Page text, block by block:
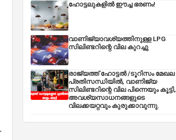
ഹോട്ടലുകളിൽ ഈച്ച ഭരണം!
വാണിജ്യാവശ്യത്തിനുള്ള LPG
സിലിണ്ടറിന്റെ വില കുറച്ചു
രാജ്യത്ത് ഹോട്ടൽ /ടൂറിസം മേഖല
പ്രതിസന്ധിയിൽ, വാണിജ്യ
സിലിണ്ടറിന്റെ വില പിന്നെയും കൂട്ടി,
അവശ്യസാധനങ്ങളുടെ
വിലക്കയറ്റവും കുരുക്കാവുന്നു.